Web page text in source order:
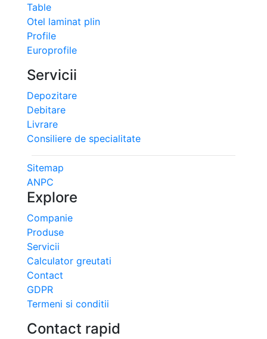
Table
Otel laminat plin
Profile
Europrofile
Servicii
Depozitare
Debitare
Livrare
Consiliere de specialitate
Sitemap
ANPC
Explore
Companie
Produse
Servicii
Calculator greutati
Contact
GDPR
Termeni si conditii
Contact rapid